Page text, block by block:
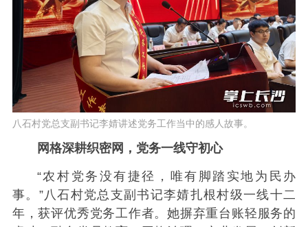
八石村党总支副书记李婧讲述党务工作当中的感人故事。
网格深耕织密网，党务一线守初心
“农村党务没有捷径，唯有脚踏实地为民办
事。”八石村党总支副书记李婧扎根村级一线十二
年，获评优秀党务工作者。她摒弃重台账轻服务的